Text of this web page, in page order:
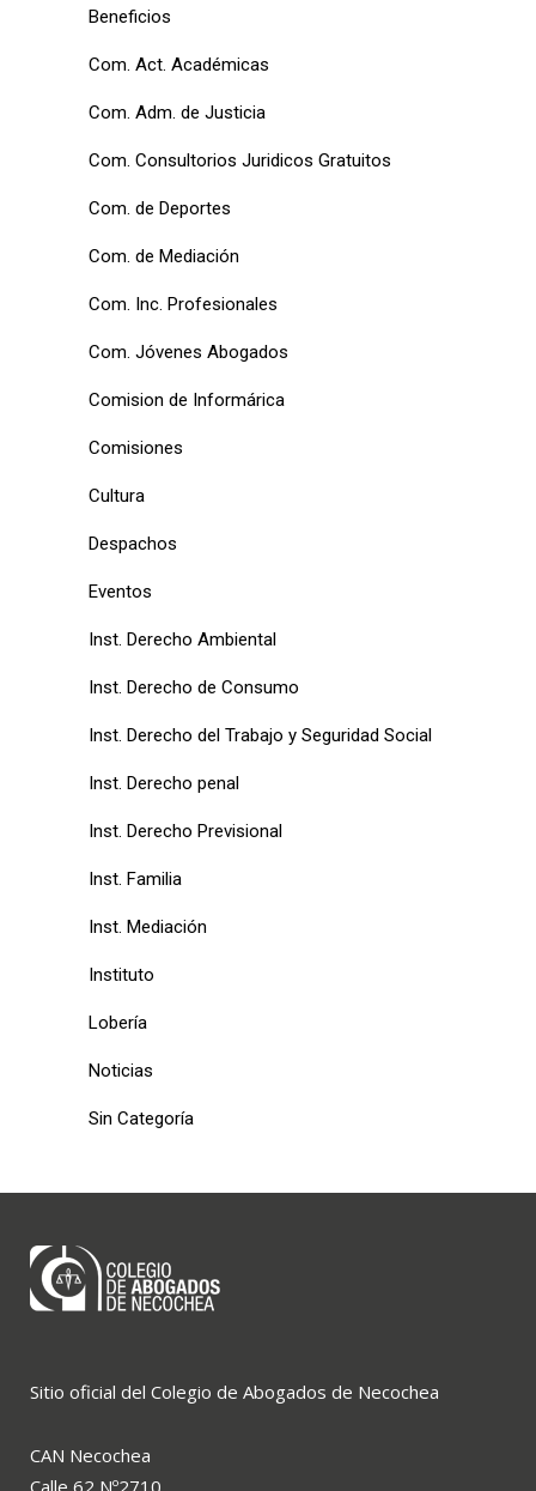
Beneficios
Com. Act. Académicas
Com. Adm. de Justicia
Com. Consultorios Juridicos Gratuitos
Com. de Deportes
Com. de Mediación
Com. Inc. Profesionales
Com. Jóvenes Abogados
Comision de Informárica
Comisiones
Cultura
Despachos
Eventos
Inst. Derecho Ambiental
Inst. Derecho de Consumo
Inst. Derecho del Trabajo y Seguridad Social
Inst. Derecho penal
Inst. Derecho Previsional
Inst. Familia
Inst. Mediación
Instituto
Lobería
Noticias
Sin Categoría
Sitio oficial del Colegio de Abogados de Necochea
CAN Necochea
Calle 62 Nº2710